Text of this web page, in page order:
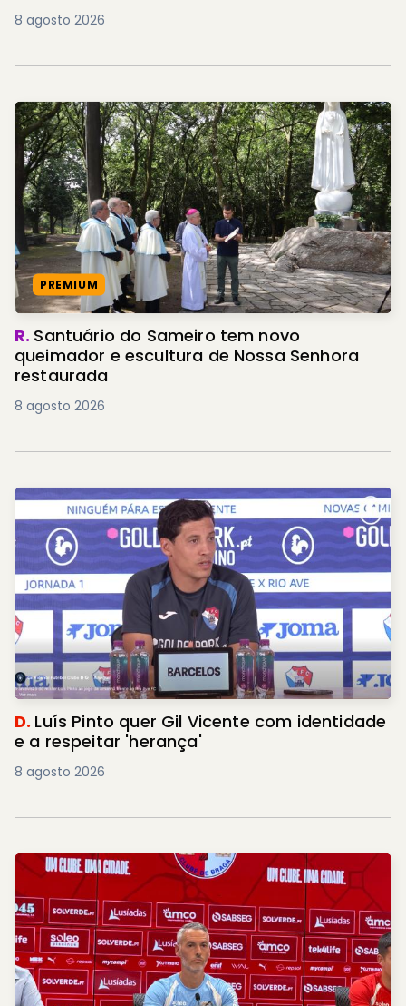
8 agosto 2026
PREMIUM
R. Santuário do Sameiro tem novo
queimador e escultura de Nossa Senhora
restaurada
8 agosto 2026
D. Luís Pinto quer Gil Vicente com identidade
e a respeitar 'herança'
8 agosto 2026